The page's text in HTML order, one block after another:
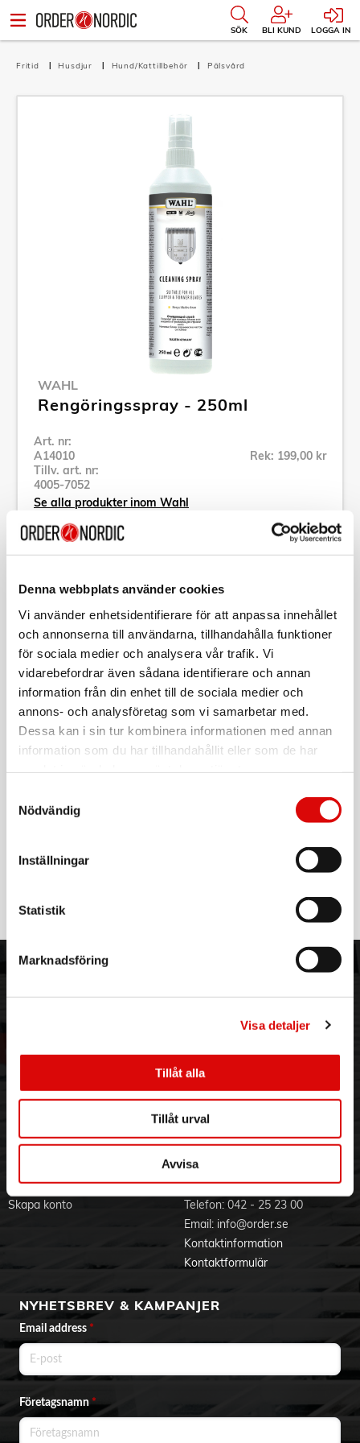
Denna webbplats använder cookies
Vi använder enhetsidentifierare för att anpassa innehållet
och annonserna till användarna, tillhandahålla funktioner
för sociala medier och analysera vår trafik. Vi
vidarebefordrar även sådana identifierare och annan
information från din enhet till de sociala medier och
annons- och analysföretag som vi samarbetar med.
Dessa kan i sin tur kombinera informationen med annan
information som du har tillhandahållit eller som de har
Nödvändig
Inställningar
Statistik
Marknadsföring
Visa detaljer
Tillåt alla
Tillåt urval
Avvisa
SÖK BLI KUND LOGGA IN
Fritid Husdjur Hund/Kattillbehör Pälsvård
WAHL
Rengöringsspray - 250ml
Art. nr:
A14010
Tillv. art. nr:
4005-7052
Rek: 199,00 kr
Se alla produkter inom Wahl
Beskrivning
Tillv. art. nr:4005-7052
EAN-kod:
4015110023678
12
Dessutom skyddar den mot korrosion och förlänger därmed
skärets livslängd. Spraya två till tre gånger direkt på
Läs mer
3PL
Hållbarhet
Jobba hos oss
Varumärken
Allmänna villkor
Vanliga frågor
Ansökan om RMA
Godsefterlysning & Felleverans
Integritetspolicy
Om cookies
BLI KUND
Skapa konto
KONTAKTA OSS
Telefon: 042 - 25 23 00
Email: info@order.se
Kontaktinformation
Kontaktformulär
NYHETSBREV & KAMPANJER
Email address *
Företagsnamn*